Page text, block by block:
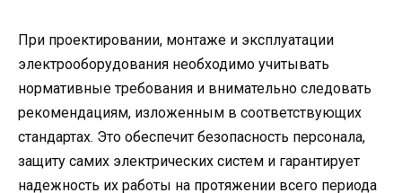
При проектировании, монтаже и эксплуатации
электрооборудования необходимо учитывать
нормативные требования и внимательно следовать
рекомендациям, изложенным в соответствующих
стандартах. Это обеспечит безопасность персонала,
защиту самих электрических систем и гарантирует
надежность их работы на протяжении всего периода